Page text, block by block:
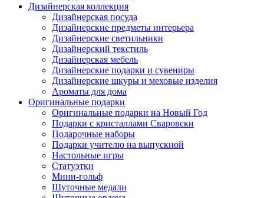
Дизайнерская коллекция
Дизайнерская посуда
Дизайнерские предметы интерьера
Дизайнерские светильники
Дизайнерский текстиль
Дизайнерская мебель
Дизайнерские подарки и сувениры
Дизайнерские шкуры и меховые изделия
Ароматы для дома
Оригинальные подарки
Оригинальные подарки на Новый Год
Подарки с кристаллами Сваровски
Подарочные наборы
Подарки учителю на выпускной
Настольные игры
Статуэтки
Мини-гольф
Шуточные медали